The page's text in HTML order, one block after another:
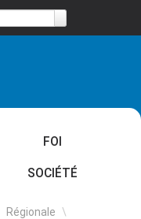
FOI
SOCIÉTÉ
Régionale \